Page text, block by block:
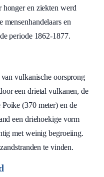
en ziekten werd
mensenhandelaars en
periode 1862-1877.
vulkanische oorsprong
een drietal vulkanen, de
(370 meter) en de
een driehoekige vorm
met weinig begroeiing.
te vinden.